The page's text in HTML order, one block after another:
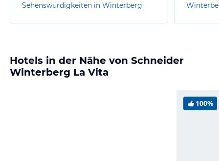
Sehenswürdigkeiten in Winterberg
Hotels in der Nähe von Schneider
Winterberg La Vita
100%